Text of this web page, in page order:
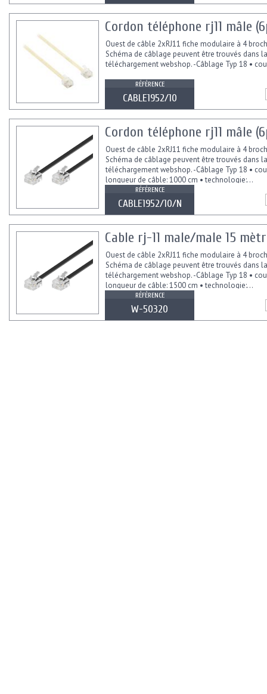
Cordon téléphone rj11 mâle
Ouest de câble 2xRJ11 fiche modulaire à 4
Schéma de câblage peuvent être trouvés dans
téléchargement webshop. -Câblage Typ 18 •
RÉFÉRENCE
CABLE1952/10
Cordon téléphone rj11 mâle
Ouest de câble 2xRJ11 fiche modulaire à 4
Schéma de câblage peuvent être trouvés dans
téléchargement webshop. -Câblage Typ 18 •
longueur de câble: 1000 cm • technologie:...
RÉFÉRENCE
CABLE1952/10/N
Cable rj-11 male/male 15
Ouest de câble 2xRJ11 fiche modulaire à 4
Schéma de câblage peuvent être trouvés dans
téléchargement webshop. -Câblage Typ 18 •
longueur de câble: 1500 cm • technologie:...
RÉFÉRENCE
W-50320